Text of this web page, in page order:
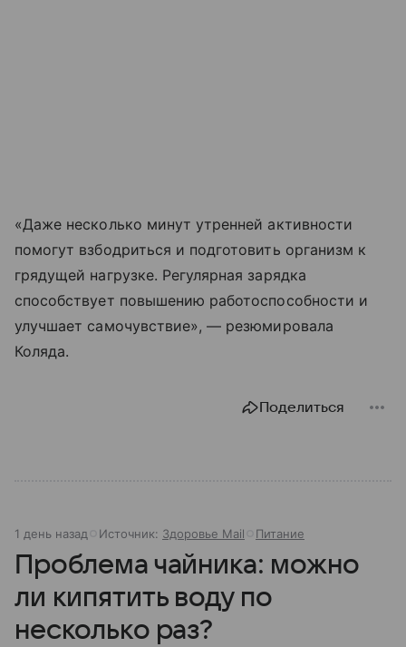
«Даже несколько минут утренней активности
помогут взбодриться и подготовить организм к
грядущей нагрузке. Регулярная зарядка
способствует повышению работоспособности и
улучшает самочувствие», — резюмировала
Коляда.
Поделиться
1 день назад Источник: Здоровье Mail Питание
Проблема чайника: можно
ли кипятить воду по
несколько раз?